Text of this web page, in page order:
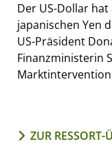
Der US-Dollar
japanischen Yen
US-Präsident
Finanzministerin
ZUR